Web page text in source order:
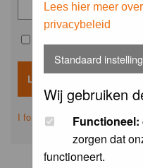
Lees hier meer
privacybeleid
Standaard
Wij gebruiken
Functioneel:
zorgen dat
functioneert.
I forgot my password